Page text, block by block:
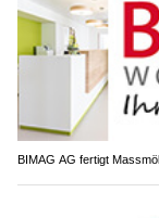
BIMAG AG fertigt